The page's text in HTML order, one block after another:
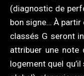
(diagnostic de
bon signe… À
classés G seront
attribuer une note
logement quel